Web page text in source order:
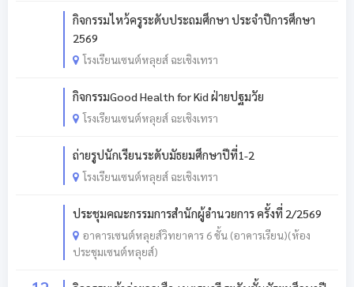
กิจกรรมไหว้ครูระดับประถมศึกษา ประจำปีการศึกษา
2569
โรงเรียนเซนต์หลุยส์ ฉะเชิงเทรา
กิจกรรมGood Health for Kid ฝ่ายปฐมวัย
โรงเรียนเซนต์หลุยส์ ฉะเชิงเทรา
ถ่ายรูปนักเรียนระดับมัธยมศึกษาปีที่1-2
โรงเรียนเซนต์หลุยส์ ฉะเชิงเทรา
ประชุมคณะกรรมการสำนักผู้อำนวยการ ครั้งที่ 2/2569
อาคารเซนต์หลุยส์วิทยาคาร 6 ชั้น (อาคารเรียน)(ห้อง
ประชุมเซนต์หลุยส์)